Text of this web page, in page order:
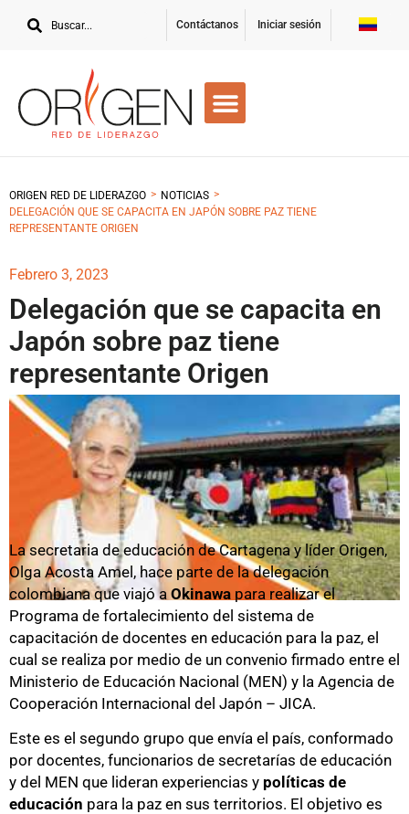
Contáctanos Iniciar sesión
ORIGEN RED DE LIDERAZGO > NOTICIAS >
DELEGACIÓN QUE SE CAPACITA EN JAPÓN SOBRE PAZ TIENE
REPRESENTANTE ORIGEN
Febrero 3, 2023
Delegación que se capacita en
Japón sobre paz tiene
representante Origen
La secretaria de educación de Cartagena y líder Origen,
Olga Acosta Amel, hace parte de la delegación
colombiana que viajó a Okinawa para realizar el
Programa de fortalecimiento del sistema de
capacitación de docentes en educación para la paz, el
cual se realiza por medio de un convenio firmado entre el
Ministerio de Educación Nacional (MEN) y la Agencia de
Cooperación Internacional del Japón – JICA.
Este es el segundo grupo que envía el país, conformado
por docentes, funcionarios de secretarías de educación
y del MEN que lideran experiencias y políticas de
educación para la paz en sus territorios. El objetivo es